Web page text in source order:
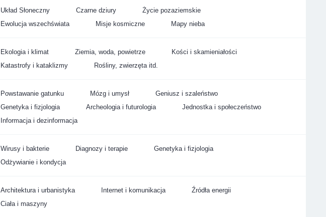
Układ Słoneczny Czarne dziury
Życie pozaziemskie
Ewolucja wszechświata
Misje kosmiczne Mapy nieba
Ekologia i klimat Ziemia, woda, powietrze
Kości i skamieniałości
Katastrofy i kataklizmy
Rośliny, zwierzęta itd.
Powstawanie gatunku Mózg i umysł
Geniusz i szaleństwo
Genetyka i fizjologia
Archeologia i futurologia
Jednostka i społeczeństwo
Informacja i dezinformacja
Wirusy i bakterie Diagnozy i terapie
Genetyka i fizjologia
Odżywianie i kondycja
Architektura i urbanistyka Internet i komunikacja
Źródła energii
Ciała i maszyny